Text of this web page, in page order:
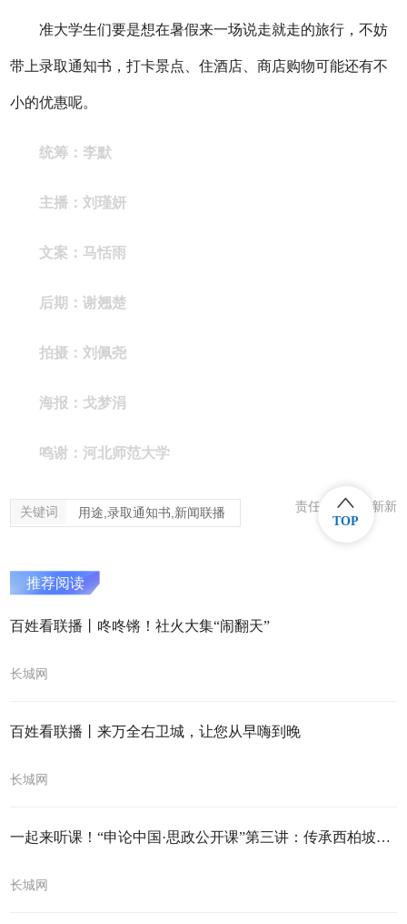
准大学生们要是想在暑假来一场说走就走的旅行，不妨
带上录取通知书，打卡景点、住酒店、商店购物可能还有不
小的优惠呢。
统筹：李默
主播：刘瑾妍
文案：马恬雨
后期：谢翘楚
拍摄：刘佩尧
海报：戈梦涓
鸣谢：河北师范大学
关键词 用途,录取通知书,新闻联播 责任编辑：韩新新
推荐阅读
百姓看联播丨咚咚锵！社火大集“闹翻天”
长城网
百姓看联播丨来万全右卫城，让您从早嗨到晚
长城网
一起来听课！“申论中国·思政公开课”第三讲：传承西柏坡精神 走好新时代赶考路
长城网
TOP